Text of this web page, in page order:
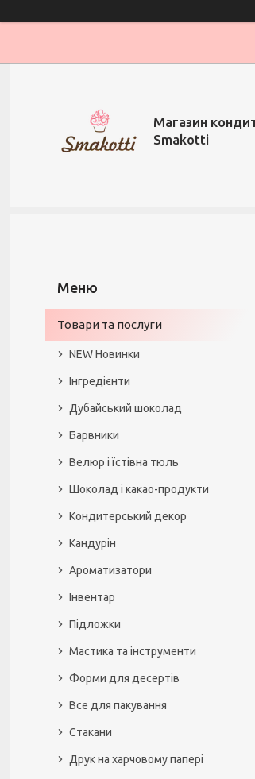
Магазин
Smakotti
Товари та послуги
NEW Новинки
Інгредієнти
Дубайський шоколад
Барвники
Велюр і їстівна тюль
Шоколад і какао-продукти
Кондитерський декор
Кандурін
Ароматизатори
Інвентар
Підложки
Мастика та інструменти
Форми для десертів
Все для пакування
Стакани
Друк на харчовому папері